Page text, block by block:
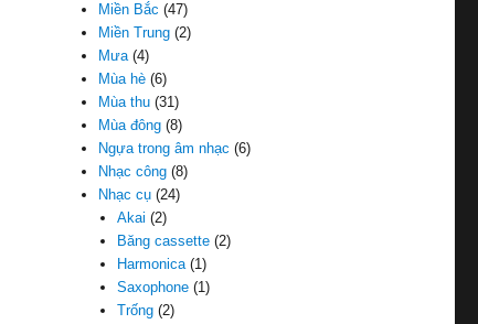
Miền Bắc (47)
Miền Trung (2)
Mưa(4)
Mùa hè (6)
Mùa thu (31)
Mùa đông (8)
Ngựa trong âm nhạc (6)
Nhạc công (8)
Nhạc cụ (24)
Akai (2)
Băng cassette(2)
Harmonica(1)
Saxophone(1)
Trống(2)